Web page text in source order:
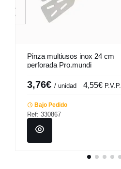
Pinza multiusos inox 24 cm
perforada Pro.mundi
3,76€ / unidad 4,55€ P.V.P.
Bajo Pedido
Ref: 330867